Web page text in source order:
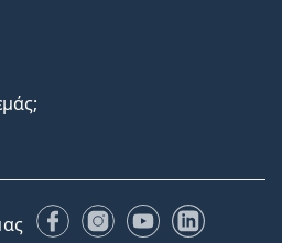
FacebookInstagram
YouTubeLinkedIn